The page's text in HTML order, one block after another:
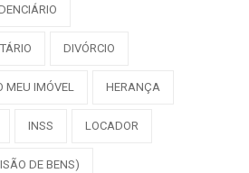
DIVÓRCIO
MEU IMÓVEL HERANÇA
INSS LOCADOR
DE BENS)